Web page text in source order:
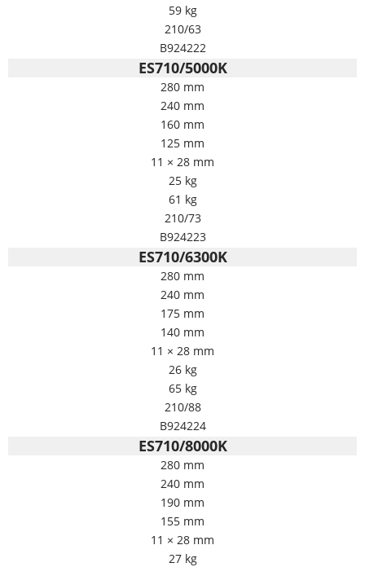
59 kg
210/63
B924222
ES710/5000K
280 mm
240 mm
160 mm
125 mm
11 × 28 mm
25 kg
61 kg
210/73
B924223
ES710/6300K
280 mm
240 mm
175 mm
140 mm
11 × 28 mm
26 kg
65 kg
210/88
B924224
ES710/8000K
280 mm
240 mm
190 mm
155 mm
11 × 28 mm
27 kg